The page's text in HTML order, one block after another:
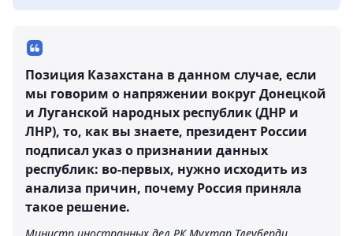
Позиция Казахстана в данном случае, если
мы говорим о напряжении вокруг Донецкой
и Луганской народных республик (ДНР и
ЛНР), то, как вы знаете, президент России
подписал указ о признании данных
республик: во-первых, нужно исходить из
анализа причин, почему Россия приняла
такое решение.
Министр иностранных дел РК Мухтар Тлеуберди